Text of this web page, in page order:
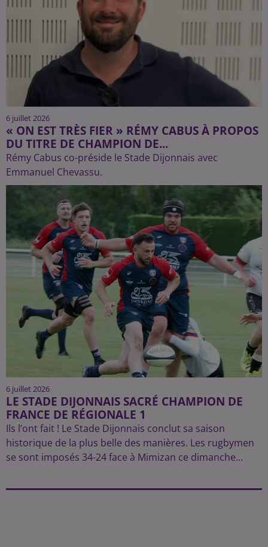
6 juillet 2026
« ON EST TRÈS FIER » RÉMY CABUS À PROPOS
DU TITRE DE CHAMPION DE...
Rémy Cabus co-préside le Stade Dijonnais avec
Emmanuel Chevassu.
6 juillet 2026
LE STADE DIJONNAIS SACRÉ CHAMPION DE
FRANCE DE RÉGIONALE 1
Ils l’ont fait ! Le Stade Dijonnais conclut sa saison
historique de la plus belle des manières. Les rugbymen
se sont imposés 34-24 face à Mimizan ce dimanche...